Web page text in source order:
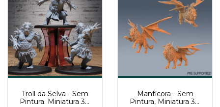
Troll da Selva - Sem
Pintura. Miniatura 3D
Mantícora - Sem
Pintura, Miniatura 3D